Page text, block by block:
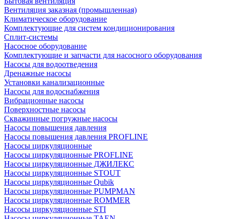
Вентиляция заказная (промышленная)
Климатическое оборудование
Комплектующие для систем кондиционирования
Сплит-системы
Насосное оборудование
Комплектующие и запчасти для насосного оборудования
Насосы для водоотведения
Дренажные насосы
Установки канализационные
Насосы для водоснабжения
Вибрационные насосы
Поверхностные насосы
Скважинные погружные насосы
Насосы повышения давления
Насосы повышения давления PROFLINE
Насосы циркуляционные
Насосы циркуляционные PROFLINE
Насосы циркуляционные ДЖИЛЕКС
Насосы циркуляционные STOUT
Насосы циркуляционные Qubik
Насосы циркуляционные PUMPMAN
Насосы циркуляционные ROMMER
Насосы циркуляционные STI